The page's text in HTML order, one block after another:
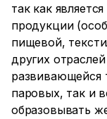
так как
продукции
пищевой,
других
развивающейся
паровых, так и
образовывать